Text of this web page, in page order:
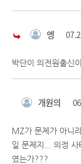
엥
박단이 의전원출신
개원의
MZ가 문제가 아니
일 문제지... 의정
였는가???